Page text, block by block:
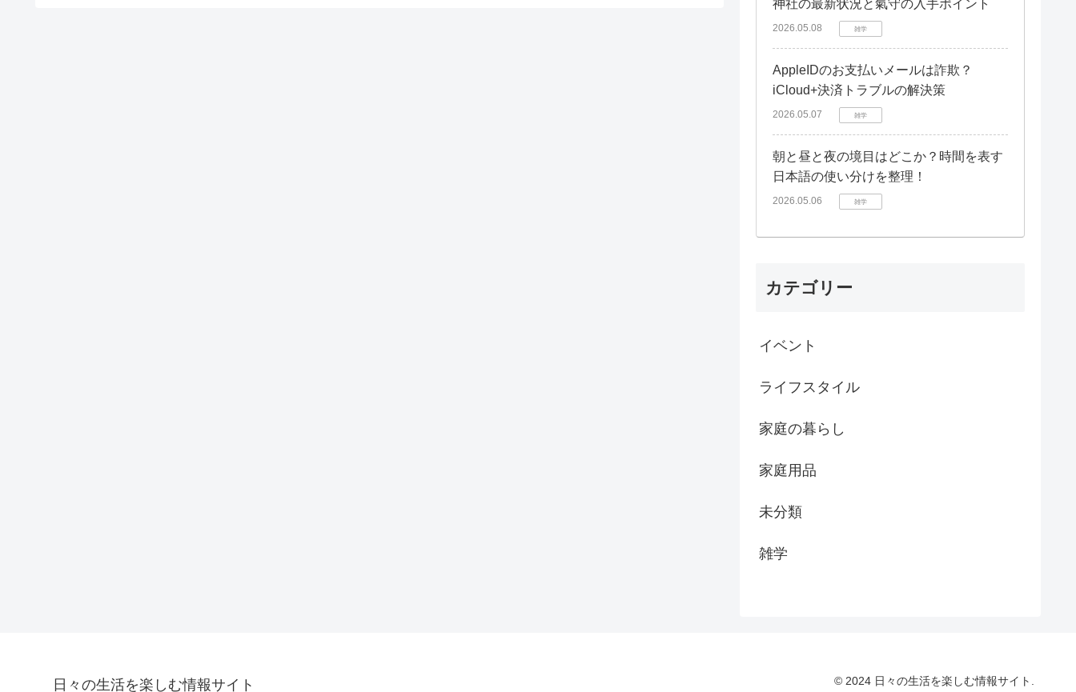
神社の最新状況と氣守の入手ポイント
2026.05.08 雑学
AppleIDのお支払いメールは詐欺？
iCloud+決済トラブルの解決策
2026.05.07 雑学
朝と昼と夜の境目はどこか？時間を表す
日本語の使い分けを整理！
2026.05.06 雑学
カテゴリー
イベント
ライフスタイル
家庭の暮らし
家庭用品
未分類
雑学
日々の生活を楽しむ情報サイト © 2024 日々の生活を楽しむ情報サイト.